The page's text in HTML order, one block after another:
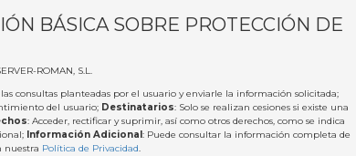
BÁSICA SOBRE PROTECCIÓN DE
ROMAN, S.L.
las consultas planteadas por el usuario y enviarle la información solicitada;
del usuario; Destinatarios: Solo se realizan cesiones si existe una
: Acceder, rectificar y suprimir, así como otros derechos, como se indica
Información Adicional : Puede consultar la información completa de
nuestra Política de Privacidad.